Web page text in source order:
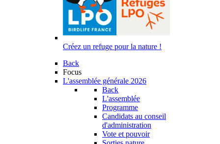
Créez un refuge pour la nature !
Back
Focus
L'assemblée générale 2026
Back
L'assemblée
Programme
Candidats au conseil
d'administration
Vote et pouvoir